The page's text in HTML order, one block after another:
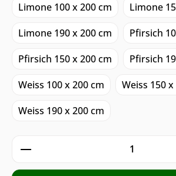
Limone 100 x 200 cm
Limone
Limone 190 x 200 cm
Pfirsich
Pfirsich 150 x 200 cm
Pfirsich
Weiss 100 x 200 cm
Weiss 150
Weiss 190 x 200 cm
Produkt Anzahl: Gib